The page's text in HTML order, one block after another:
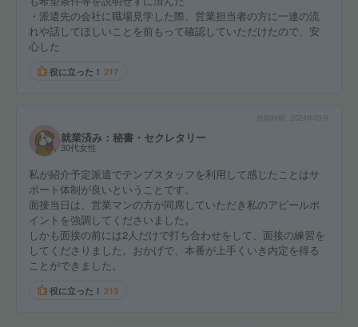
・派遣先の会社に職場見学した際、営業担当者の方に一連の流
れや話してほしいことを前もって確認していただけたので、安
心した
役に立った！ 217
2024年03月
就業済み：秘書・セクレタリー
30代女性
私が紹介予定派遣でテンプスタッフを利用して感じたことはサ
ポート体制が良いということです。
面接当日は、営業マンの方が同席していただき私のアピールポ
イントを強調してくださいました。
しかも面接の前には2人だけで打ち合わせをして、面接の練習を
してくださりました。おかげで、本番が上手くいき内定を得る
ことができました。
役に立った！ 213